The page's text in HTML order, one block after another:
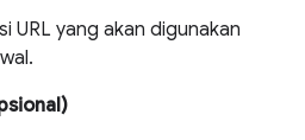
URL yang akan digunakan